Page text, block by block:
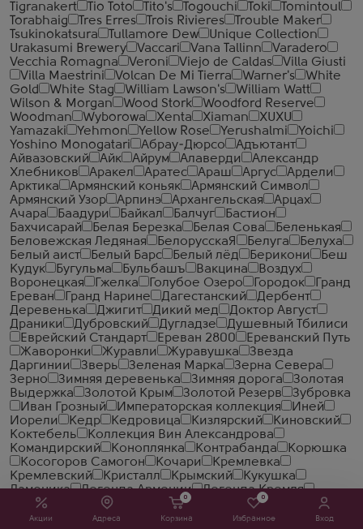
Акции Адреса
0
Корзина
0
Избранное Вход
Tigranakert
Tio Toto Tito's Togouchi Toki
Tomintoul
Torabhaig
Tres Erres Trois Rivieres
Trouble Maker
Tsukinokatsura
Tullamore Dew
Unique Collection
Urakasumi Brewery
Vaccari Vana Tallinn
Varadero
Vecchia Romagna
Veroni Viejo de Caldas
Villa Giusti
Villa Maestrini
Volcan De Mi Tierra Warner's
White
Gold
White Stag William Lawson's
William Watt
Wilson & Morgan
Wood Stork
Woodford Reserve
Woodman
Wyborowa Xenta Xiaman
XUXU
Yamazaki
Yehmon Yellow Rose Yerushalmi
Yoichi
Yoshino Monogatari
Абрау-Дюрсо
Адъютант
Айвазовский
Айк Айрум Алаверди
Александр
Хлебников
Аракел Аратес Араш Аргус
Ардели
Арктика
Армянский коньяк
Армянский Символ
Армянский Узор
Арпинэ Архангельская
Арцах
Ачара
Баадури Байкал Балчуг
Бастион
Бахчисарай
Белая Березка Белая Сова
Беленькая
Беловежская Ледяная
БелорусскаЯ Белуга
Белуха
Белый аист
Белый Барс Белый лёд Берикони
Беш
Кудук
Бугульма Бульбашъ Вакцина
Воздух
Воронецкая
Гжелка Голубое Озеро Городок
Гранд
Ереван
Гранд Нарине Дагестанский
Дербент
Деревенька
Джигит Дикий мед
Доктор Август
Драники
Дубровский Дугладзе
Душевный Тбилиси
Еврейский Стандарт
Ереван 2800
Ереванский Путь
Жаворонки
Журавли Журавушка
Звезда
Даргинии
Зверь Зеленая Марка
Зерна Севера
Зерно
Зимняя деревенька Зимняя дорога
Золотая
Выдержка
Золотой Крым Золотой Резерв
Зубровка
Иван Грозный
Императорская коллекция
Иней
Иорели
Кедр Кедровица Кизлярский
Киновский
Коктебель
Коллекция Вин Александрова
Командирский
Коноплянка Контрабанда
Корюшка
Косогоров Самогон
Кочари
Кремлевка
Кремлевский
Кристалл Крымский
Кукушка
Ламоника
Легенда Армении
Легенда Кремля
Лезгинка
Лесная Мороша Мамонт Маруся
Медная
лошадка
Методъ Мурава Мягков
Налибоки